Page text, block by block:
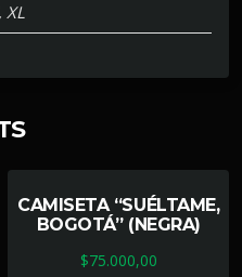
XL
CAMISETA “SUÉLTAME,
BOGOTÁ” (NEGRA)
$75.000,00